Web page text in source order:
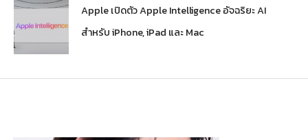
Apple เปิดตัว Apple Intelligence อัจฉริยะ AI
สำหรับ iPhone, iPad และ Mac